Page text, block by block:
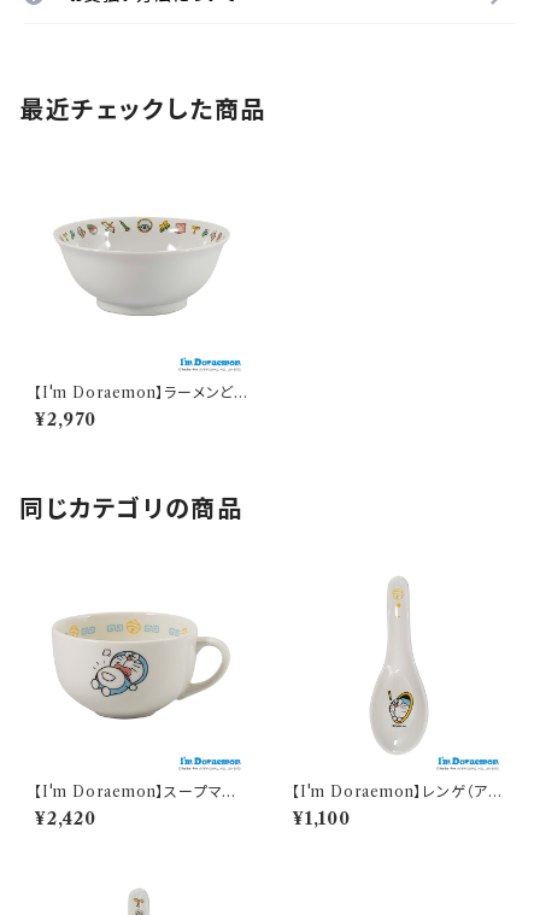
最近チェックした商品
【I'm Doraemon】ラーメンどん
ぶり（ひみつ道具）【中華シリー
ズ】
¥2,970
同じカテゴリの商品
【I'm Doraemon】スープマグ
（アイムドラえもん）【中華シリー
ズ】
¥2,420
【I'm Doraemon】レンゲ（アイ
ムドラえもん）【中華シリーズ】
¥1,100